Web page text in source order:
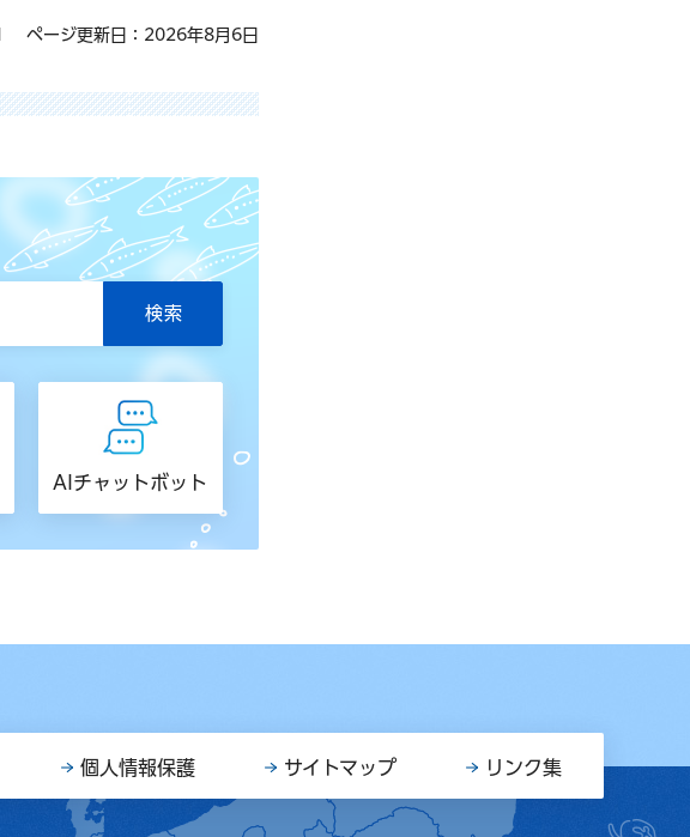
ページ更新日：2026年8月6日
AIチャットボット
個人情報保護 サイトマップ リンク集